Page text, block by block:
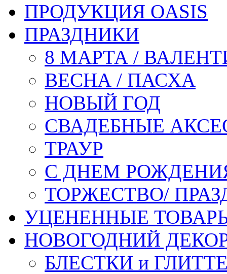
ПРОДУКЦИЯ OASIS
ПРАЗДНИКИ
8 МАРТА /
ВЕСНА / ПАСХА
НОВЫЙ ГОД
СВАДЕБНЫЕ
ТРАУР
С ДНЕМ
ТОРЖЕСТВО/
УЦЕНЕННЫЕ
НОВОГОДНИЙ
БЛЕСТКИ и